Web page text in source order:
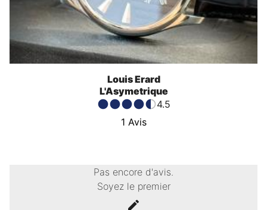
Louis Erard
L'Asymetrique
4.5
1 Avis
Pas encore d'avis.
Soyez le premier